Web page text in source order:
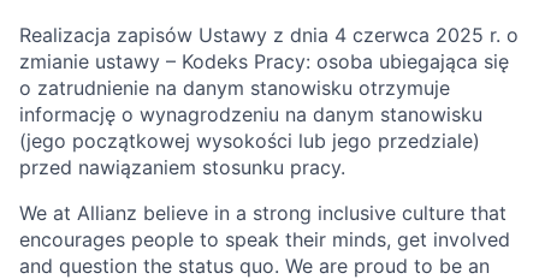
Realizacja zapisów Ustawy z dnia 4 czerwca 2025 r. o
zmianie ustawy – Kodeks Pracy: osoba ubiegająca się
o zatrudnienie na danym stanowisku otrzymuje
informację o wynagrodzeniu na danym stanowisku
(jego początkowej wysokości lub jego przedziale)
przed nawiązaniem stosunku pracy.
We at Allianz believe in a strong inclusive culture that
encourages people to speak their minds, get involved
and question the status quo. We are proud to be an